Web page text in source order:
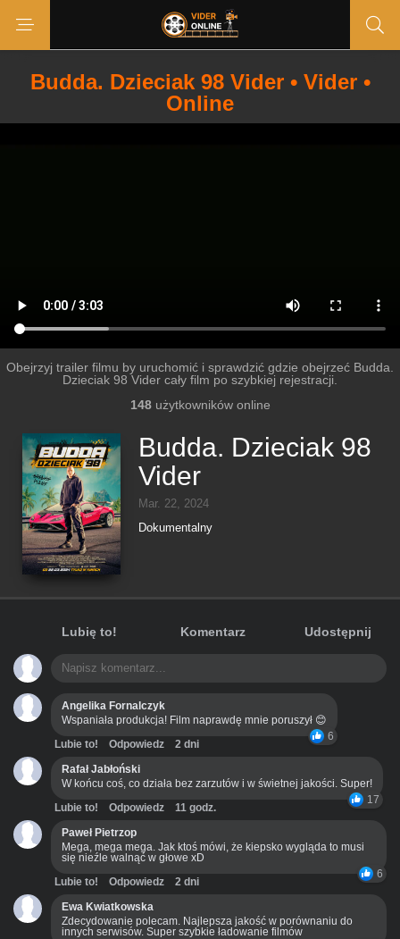
Budda. Dzieciak 98 Vider • Vider •
Online
Obejrzyj trailer filmu by uruchomić i sprawdzić gdzie obejrzeć Budda.
Dzieciak 98 Vider cały film po szybkiej rejestracji.
148użytkowników online
Budda. Dzieciak 98
Vider
Mar. 22, 2024
Dokumentalny
Lubię to! Komentarz Udostępnij
Angelika Fornalczyk
Wspaniała produkcja! Film naprawdę mnie poruszył 😊
6
Lubie to! Odpowiedz
2 dni
Rafał Jabłoński
W końcu coś, co działa bez zarzutów i w świetnej jakości. Super!
17
Lubie to! Odpowiedz
11 godz.
Paweł Pietrzop
Mega, mega mega. Jak ktoś mówi, że kiepsko wygląda to musi
się nieźle walnąć w głowe xD
6
Lubie to! Odpowiedz
2 dni
Ewa Kwiatkowska
Zdecydowanie polecam. Najlepsza jakość w porównaniu do
innych serwisów. Super szybkie ładowanie filmów